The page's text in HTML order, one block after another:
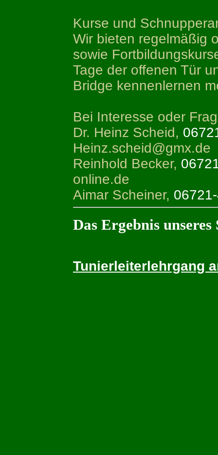
Kurse und
Wir bieten regelmäßig
sowie
Tage der offenen Tür
Bridge kennenlernen
Bei Interesse oder
Dr. Heinz Scheid,
Heinz.scheid@gmx.de
Reinhold Becker,
online.de
Aimar Scheiner,
Das Ergebnis
Tunierleiterlehrgang